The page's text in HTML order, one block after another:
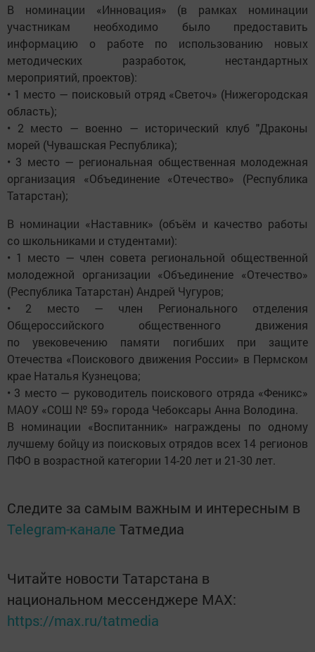
В номинации «Инновация» (в рамках номинации
участникам необходимо было предоставить
информацию о работе по использованию новых
методических разработок, нестандартных
мероприятий, проектов):
• 1 место — поисковый отряд «Светоч» (Нижегородская
область);
• 2 место — военно — исторический клуб "Драконы
морей (Чувашская Республика);
• 3 место — региональная общественная молодежная
организация «Объединение «Отечество» (Республика
Татарстан);
В номинации «Наставник» (объём и качество работы
со школьниками и студентами):
• 1 место — член совета региональной общественной
молодежной организации «Объединение «Отечество»
(Республика Татарстан) Андрей Чугуров;
• 2 место — член Регионального отделения
Общероссийского общественного движения
по увековечению памяти погибших при защите
Отечества «Поискового движения России» в Пермском
крае Наталья Кузнецова;
• 3 место — руководитель поискового отряда «Феникс»
МАОУ «СОШ № 59» города Чебоксары Анна Володина.
В номинации «Воспитанник» награждены по одному
лучшему бойцу из поисковых отрядов всех 14 регионов
ПФО в возрастной категории 14-20 лет и 21-30 лет.
Следите за самым важным и интересным в
Telegram-канале Татмедиа
Читайте новости Татарстана в
национальном мессенджере MАХ:
https://max.ru/tatmedia